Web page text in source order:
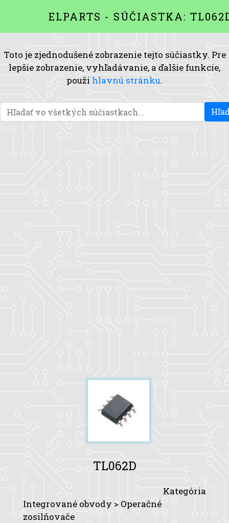
ELPARTS - SÚČIASTKA:
Toto je zjednodušené zobrazenie tejto súčiastky. Pre
lepšie zobrazenie, vyhľadávanie, a ďalšie funkcie,
použi hlavnú stránku.
TL062D
Kategória
Integrované obvody > Operačné
zosilňovače